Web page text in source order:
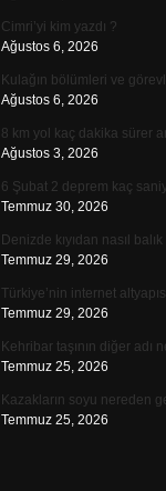
Cimri’yi kim yazdı ?
Ağustos 6, 2026
Kulağın bölümleri ve
Ağustos 6, 2026
8 km yol kaç dakika sürer
Ağustos 3, 2026
6 Şubat 2 deprem kaç
Temmuz 30, 2026
Denizde kıyıdan nasıl
Temmuz 29, 2026
Türkiye’nin internet
Temmuz 29, 2026
Kehribar taşının diğer adı
Temmuz 25, 2026
Kazakların soyu nereden
Temmuz 25, 2026